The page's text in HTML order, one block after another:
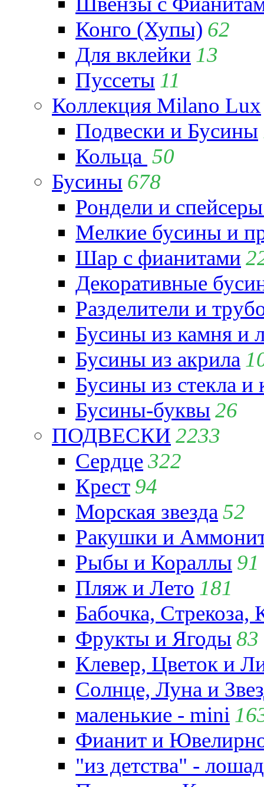
Конго (Хупы) 62
Для вклейки 13
Пуссеты 11
Коллекция Milano Lux
Подвески и Бусины
Кольца 50
Бусины 678
Рондели и
Мелкие бусины и
Шар с фианитами
Декоративные
Разделители и
Бусины из камня и
Бусины из акрила
Бусины из стекла и
Бусины-буквы 26
ПОДВЕСКИ 2233
Сердце322
Крест 94
Морская звезда 52
Ракушки и
Рыбы и Кораллы 91
Пляж и Лето 181
Бабочка,
Фрукты и Ягоды 83
Клевер, Цветок и
Солнце, Луна и
маленькие - mini
Фианит и
"из детства" -